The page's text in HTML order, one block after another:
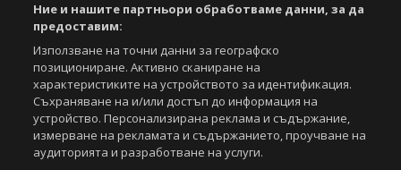
Ние и нашите партньори обработваме данни, за да
предоставим:
Използване на точни данни за географско
позициониране. Активно сканиране на
характеристиките на устройството за идентификация.
Съхраняване на и/или достъп до информация на
устройство. Персонализирана реклама и съдържание,
измерване на рекламата и съдържанието, проучване на
аудиторията и разработване на услуги.